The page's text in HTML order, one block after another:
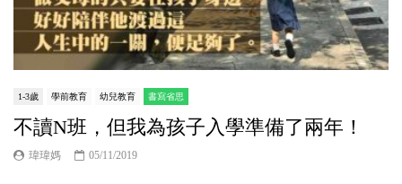
1-3歲 學前教育 幼兒教育 書寫省思
不讀N班，但我為孩子入學準備了兩年！
瑋瑋媽 05/11/2019